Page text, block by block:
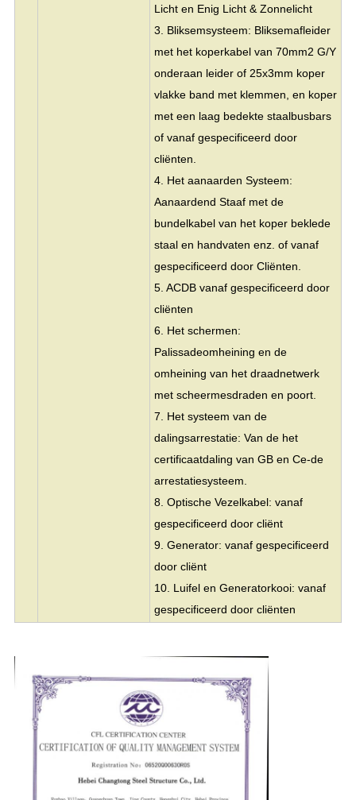
Licht en Enig Licht & Zonnelicht
3. Bliksemsysteem: Bliksemafleider
met het koperkabel van 70mm2 G/Y
onderaan leider of 25x3mm koper
vlakke band met klemmen, en koper
met een laag bedekte staalbusbars
of vanaf gespecificeerd door
cliënten.
4. Het aanaarden Systeem:
Aanaardend Staaf met de
bundelkabel van het koper beklede
staal en handvaten enz. of vanaf
gespecificeerd door Cliënten.
5. ACDB vanaf gespecificeerd door
cliënten
6. Het schermen:
Palissadeomheining en de
omheining van het draadnetwerk
met scheermesdraden en poort.
7. Het systeem van de
dalingsarrestatie: Van de het
certificaatdaling van GB en Ce-de
arrestatiesysteem.
8. Optische Vezelkabel: vanaf
gespecificeerd door cliënt
9. Generator: vanaf gespecificeerd
door cliënt
10. Luifel en Generatorkooi: vanaf
gespecificeerd door cliënten